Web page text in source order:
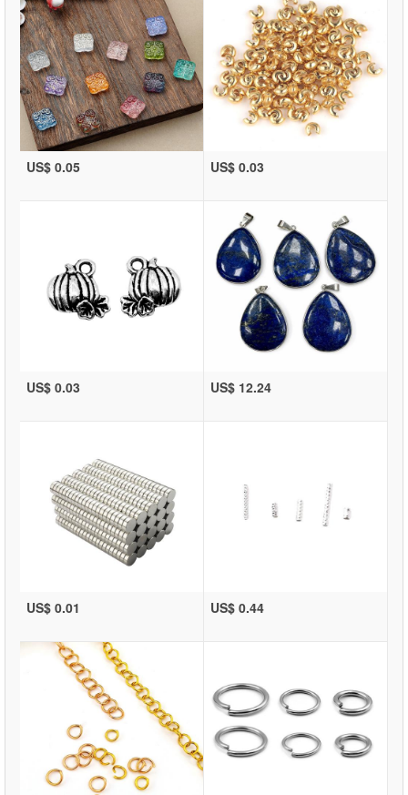
US$ 0.05 US$ 0.03
US$ 0.03 US$ 12.24
US$ 0.01 US$ 0.44